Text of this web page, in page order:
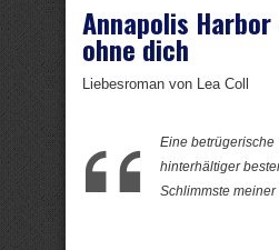
Annapolis
ohne dich
Liebesroman von Lea Coll
Eine betrügerische
hinterhältiger
Schlimmste